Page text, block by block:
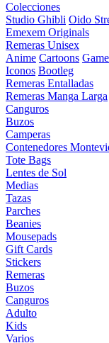
Colecciones
Studio Ghibli Oido
Emexem Originals
Remeras Unisex
Anime Cartoons
Iconos Bootleg
Remeras Entalladas
Remeras Manga Larga
Canguros
Buzos
Camperas
Contenedores
Tote Bags
Lentes de Sol
Medias
Tazas
Parches
Beanies
Mousepads
Gift Cards
Stickers
Remeras
Buzos
Canguros
Adulto
Kids
Varios